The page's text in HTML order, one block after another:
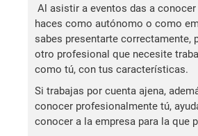
Al asistir a eventos das a
haces como autónomo o como
sabes presentarte correctamente,
otro profesional que necesite
como tú, con tus características.
Si trabajas por cuenta ajena,
conocer profesionalmente tú,
conocer a la empresa para la que